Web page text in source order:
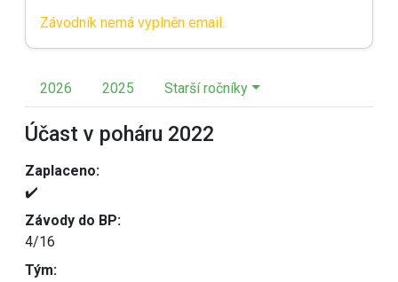
Závodník nemá vyplněn email.
2026 2025 Starší ročníky
Účast v poháru 2022
Zaplaceno:
✔️
Závody do BP:
4/16
Tým: